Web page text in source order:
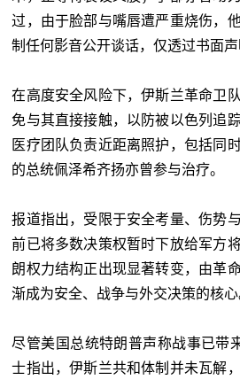
过，由于脸部与嘴唇遭严重烧伤，
制任何影音公开谈话，仅透过书面声
在高度安全风险下，伊斯兰革命卫
免与其直接接触，以防被以色列追
医疗团队负责近距离照护，包括同
的总统佩泽希齐扬亦曾参与治疗。
报道指出，受限于安全考量、伤势
前已将多数决策权暂时下放给军方
朗权力结构正出现显著转变，由革
渐成为安全、战争与外交决策的核心
尽管美国总统特朗普声称战事已带
士指出，伊斯兰共和体制并未瓦解